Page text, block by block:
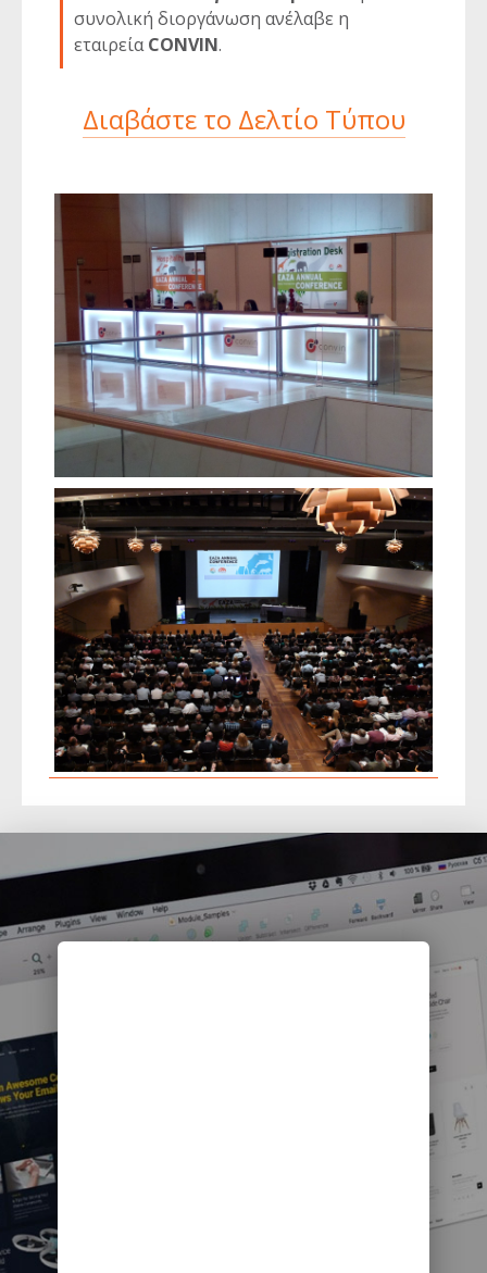
συνολική διοργάνωση ανέλαβε η
εταιρείαCONVIN.
Διαβάστε το Δελτίο Τύπου